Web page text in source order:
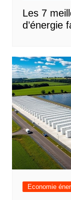
Les 7
d’énergie
Economie